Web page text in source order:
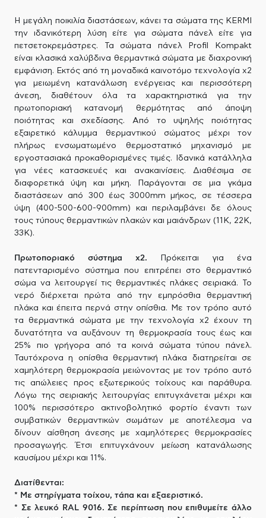
Η μεγάλη ποικιλία διαστάσεων, κάνει τα σώματα της KERMI
την ιδανικότερη λύση είτε για σώματα πάνελ είτε για
πετσετοκρεμάστρες. Τα σώματα πάνελ Profil Kompakt
είναι κλασικά χαλύβδινα θερμαντικά σώματα με διαχρονική
εμφάνιση. Εκτός από τη μοναδικά καινοτόμο τεχνολογία x2
για μειωμένη κατανάλωση ενέργειας και περισσότερη
άνεση, διαθέτουν όλα τα χαρακτηριστικά για την
πρωτοποριακή κατανομή θερμότητας από άποψη
ποιότητας και σχεδίασης. Από το υψηλής ποιότητας
εξαιρετικό κάλυμμα θερμαντικού σώματος μέχρι τον
πλήρως ενσωματωμένο θερμοστατικό μηχανισμό με
εργοστασιακά προκαθορισμένες τιμές. Ιδανικά κατάλληλα
για νέες κατασκευές και ανακαινίσεις. Διαθέσιμα σε
διαφορετικά ύψη και μήκη. Παράγονται σε μια γκάμα
διαστάσεων από 300 έως 3000mm μήκος, σε τέσσερα
ύψη (400-500-600-900mm) και περιλαμβάνει δε όλους
τους τύπους θερμαντικών πλακών και μαιάνδρων (11Κ, 22Κ,
33Κ).
Πρωτοποριακό σύστημα x2. Πρόκειται για ένα
πατενταρισμένο σύστημα που επιτρέπει στο θερμαντικό
σώμα να λειτουργεί τις θερμαντικές πλάκες σειριακά. Το
νερό διέρχεται πρώτα από την εμπρόσθια θερμαντική
πλάκα και έπειτα περνά στην οπίσθια. Με τον τρόπο αυτό
τα θερμαντικά σώματα με την τεχνολογία x2 έχουν τη
δυνατότητα να αυξάνουν τη θερμοκρασία τους έως και
25% πιο γρήγορα από τα κοινά σώματα τύπου πάνελ.
Ταυτόχρονα η οπίσθια θερμαντική πλάκα διατηρείται σε
χαμηλότερη θερμοκρασία μειώνοντας με τον τρόπο αυτό
τις απώλειες προς εξωτερικούς τοίχους και παράθυρα.
Λόγω της σειριακής λειτουργίας επιτυγχάνεται μέχρι και
100% περισσότερο ακτινοβολητικό φορτίο έναντι των
συμβατικών θερμαντικών σωμάτων με αποτέλεσμα να
δίνουν αίσθηση άνεσης με χαμηλότερες θερμοκρασίες
προσαγωγής. Έτσι επιτυγχάνουν μείωση κατανάλωσης
καυσίμου μέχρι και 11%.
Διατίθενται:
* Με στηρίγματα τοίχου, τάπα και εξαεριστικό.
* Σε λευκό RAL 9016. Σε περίπτωση που επιθυμείτε άλλο